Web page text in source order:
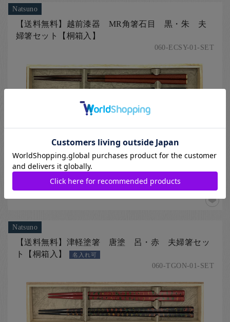
Natsuno
【送料無料】越前漆器 MR角箸石目 黒・朱 夫
婦箸セット【桐箱入】
060-ECSY-01-SET
持ち手は乾漆仕上げの使いやすいお箸です。天部分の金色がア
クセントになり、贈答用でも人気があります。
[ ペア夫婦箸、越前漆器（福井県）の箸、食洗機対応箸、四角の箸、
赤色（レッド）の箸、黒色（ブラック）の箸、茶色（ブラウン）の箸
]
Natsuno
【送料無料】津軽塗箸 唐塗 呂・赤 夫婦箸セッ
ト【桐箱入】
名入れ可
060-TGON-01-SET